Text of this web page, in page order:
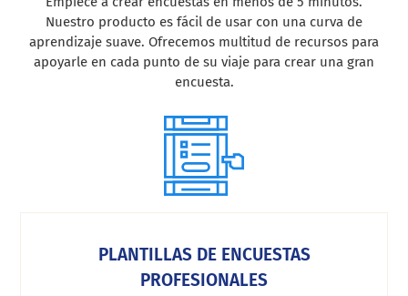
Nuestro producto es fácil de usar con una curva de
aprendizaje suave. Ofrecemos multitud de recursos para
apoyarle en cada punto de su viaje para crear una gran
encuesta.
PLANTILLAS DE ENCUESTAS
PROFESIONALES